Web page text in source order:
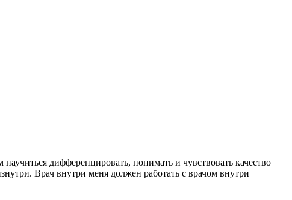
дифференцировать, понимать и чувствовать качество
Врач внутри меня должен работать с врачом внутри